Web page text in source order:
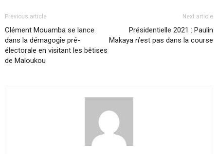
Previous article
Clément Mouamba se lance
dans la démagogie pré-
électorale en visitant les bêtises
de Maloukou
Next article
Présidentielle 2021 : Paulin
Makaya n’est pas dans la course